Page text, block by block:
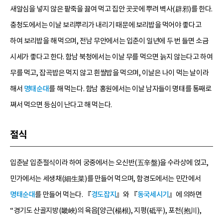
새알심을 넣지 않은 팥죽을 끓여 먹고 집안 곳곳에 뿌려 벽사(辟邪)를 한다.
충청도에서는 이날 보리뿌리가 내리기 때문에 보리밥을 먹어야 좋다고
하여 보리밥을 해 먹으며, 전남 무안에서는 입춘이 일년에 두 번 들면 소금
시세가 좋다고 한다. 함남 북청에서는 이날 무를 먹으면 늙지 않는다고 하여
무를 먹고, 잡곡밥은 먹지 않고 흰쌀밥을 먹으며, 이날은 나이 먹는 날이라
해서 명태순대를 해 먹는다. 함남 홍원에서는 이날 남자들이 명태를 통째로
쪄서 먹으면 등심이 난다고 해 먹는다.
절식
입춘날 입춘절식이라 하여 궁중에서는 오신반(五辛盤)을 수라상에 얹고,
민가에서는 세생채(細生菜)를 만들어 먹으며, 함경도에서는 민간에서
명태순대를 만들어 먹는다. 『경도잡지』와 『동국세시기 』에 의하면
“경기도 산골지방(畿峽)의 육읍[양근(楊根), 지평(砥平), 포천(抱川),